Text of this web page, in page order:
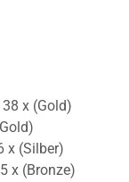
x (Gold)
x (Silber)
x (Bronze)